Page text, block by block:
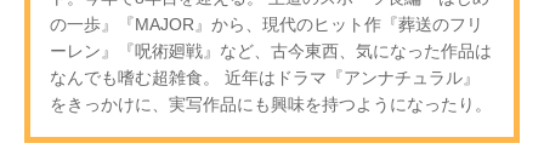
の一歩』『MAJOR』から、現代のヒット作『葬送のフリ
ーレン』『呪術廻戦』など、古今東西、気になった作品は
なんでも嗜む超雑食。 近年はドラマ『アンナチュラル』
をきっかけに、実写作品にも興味を持つようになったり。